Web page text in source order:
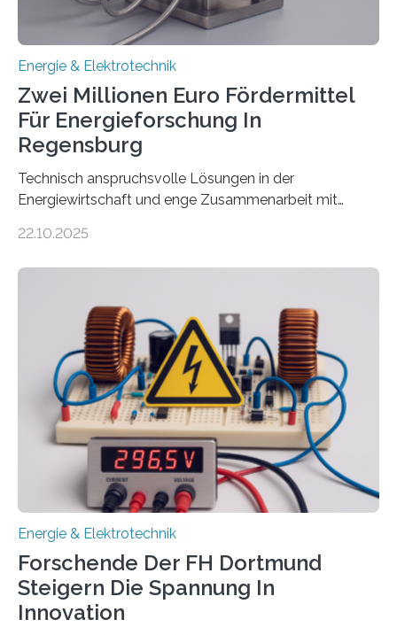
Energie & Elektrotechnik
Zwei Millionen Euro Fördermittel
Für Energieforschung In
Regensburg
Technisch anspruchsvolle Lösungen in der
Energiewirtschaft und enge Zusammenarbeit mit
neuen EU-geförderten Transfer-Projekte zu
Energietechnologien werden vom Europäischen
Sozialfonds Plus (ESF+) gefördert – mit einer
Gesamtsumme von mehr als zwei Millionen Euro.
Damit zählt die Hochschule zu den großen
Gewinnerinnen der aktuellen Förderrunde des
Bayerischen Wissenschaftsministeriums. Im
Mittelpunkt steht der direkte Wissenstransfer: Neue
wissenschaftliche Erkenntnisse sollen rasch in die
22.10.2025
Energie & Elektrotechnik
Forschende Der FH Dortmund
Steigern Die Spannung In
Innovation